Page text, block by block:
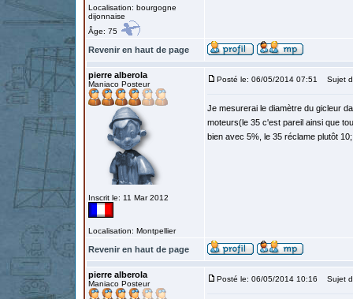
Localisation: bourgogne
dijonnaise
Âge: 75
Revenir en haut de page
pierre alberola
Maniaco Posteur
Inscrit le: 11 Mar 2012
Localisation: Montpellier
Posté le: 06/05/2014 07:51 Sujet
Je mesurerai le diamètre du gicleur
moteurs(le 35 c'est pareil ainsi que
bien avec 5%, le 35 réclame plutôt
Revenir en haut de page
pierre alberola
Maniaco Posteur
Posté le: 06/05/2014 10:16 Sujet